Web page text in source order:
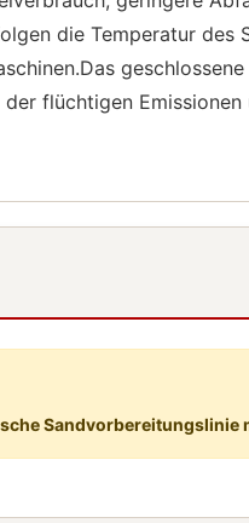
die Temperatur des
flüchtigen
Sandvorbereitungslinie